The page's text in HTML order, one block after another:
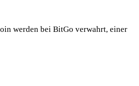
werden bei BitGo verwahrt, einer